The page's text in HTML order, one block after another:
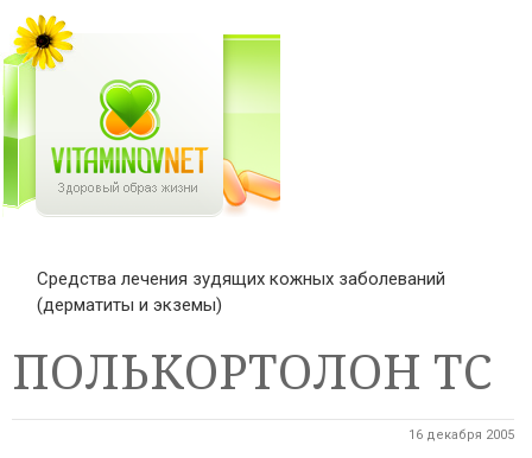
Средства лечения зудящих кожных заболеваний
(дерматиты и экземы)
ПОЛЬКОРТОЛОН ТС
16 декабря 2005